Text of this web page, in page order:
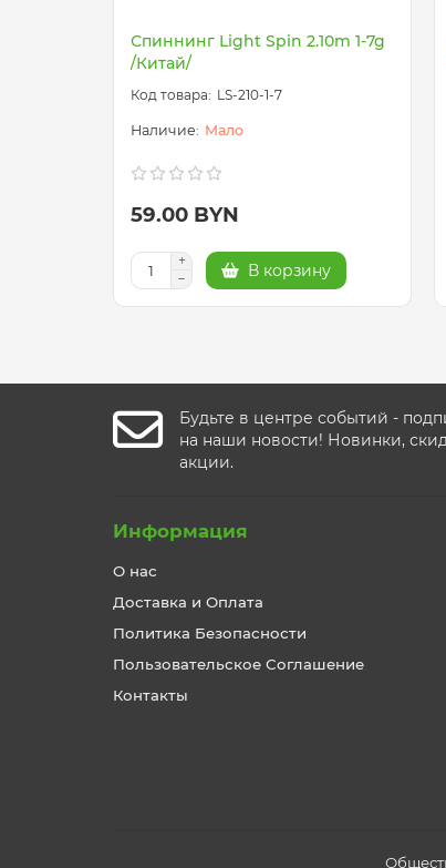
Спиннинг Light Spin 2.10m 1-7g
/Китай/
LS-210-1-7
Мало
59.00 BYN
В корзину
Будьте в центре событий -
на наши новости! Новинки,
акции.
Информация
О нас
Доставка и Оплата
Политика Безопасности
Пользовательское Соглашение
Контакты